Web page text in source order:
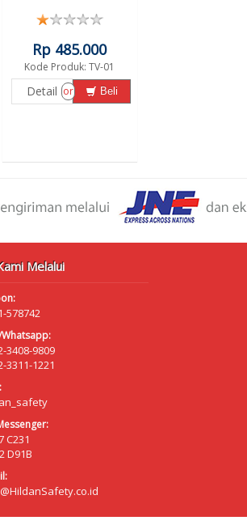
Rp 485.000
Kode Produk: TV-01
Detail or Beli
Melalui
578742
Whatsapp:
3408-9809
3311-1221
C231
D91B